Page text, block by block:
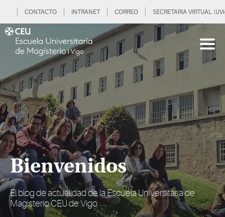
CONTACTO INTRANET CORREO SECRETARIA VIRTUAL
Bienvenidos
El blog de actualidad de la Escuela Universitaria de
Magisterio CEU de Vigo